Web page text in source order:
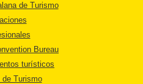
de Turismo
Bureau
turísticos
Turismo